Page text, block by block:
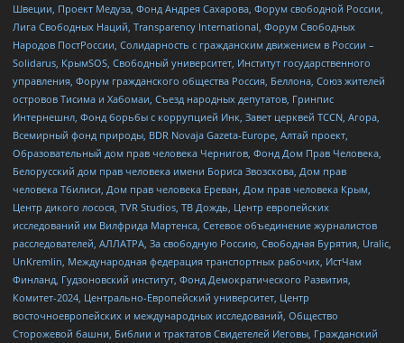
Швеции, Проект Медуза, Фонд Андрея Сахарова, Форум свободной России,
Лига Свободных Наций, Transparеncy International, Форум Свободных
Народов ПостРоссии, Солидарность с гражданским движением в России –
Solidarus, КрымSOS, Свободный университет, Институт государственного
управления, Форум гражданского общества Россия, Беллона, Союз жителей
островов Тисима и Хабомаи, Съезд народных депутатов, Гринпис
Интернешнл, Фонд борьбы с коррупцией Инк, Завет церквей TCCN, Агора,
Всемирный фонд природы, BDR Novaja Gazeta-Europe, Алтай проект,
Образовательный дом прав человека Чернигов, Фонд Дом Прав Человека,
Белорусский дом прав человека имени Бориса Звозскова, Дом прав
человека Тбилиси, Дом прав человека Ереван, Дом прав человека Крым,
Центр дикого лосося, TVR Studios, ТВ Дождь, Центр европейских
исследований им Вилфрида Мартенса, Сетевое объединение журналистов
расследователей, АЛЛАТРА, За свободную Россию, Свободная Бурятия, Uralic,
UnKremlin, Международная федерация транспортных рабочих, ИстЧам
Финланд, Гудзоновский институт, Фонд Демократического Развития,
Комитет-2024, Центрально-Европейский университет, Центр
восточноевропейских и международных исследований, Общество
Сторожевой башни, Библии и трактатов Свидетелей Иеговы, Гражданский